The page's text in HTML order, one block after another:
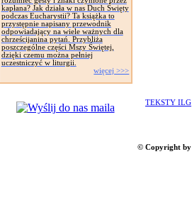
kapłana? Jak działa w nas Duch Święty
podczas Eucharystii? Ta książka to
przystępnie napisany przewodnik
odpowiadający na wiele ważnych dla
chrześcijanina pytań. Przybliża
poszczególne części Mszy Świętej,
dzięki czemu można pełniej
uczestniczyć w liturgii.
więcej >>>
TEKSTY ILG
© Copyright by